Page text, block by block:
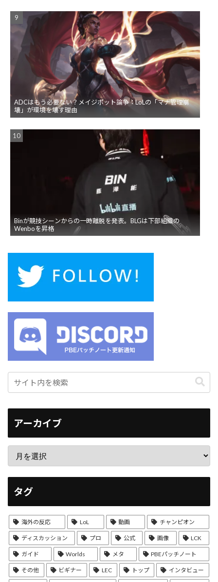
ADCはもう必要ない？メイジボット論争：LoLの「マナ管理崩
壊」が環境を壊す理由
Binが競技シーンからの一時離脱を発表。BLGは下部組織の
Wenboを昇格
アーカイブ
タグ
海外の反応 LoL 動画 チャンピオン
ディスカッション プロ 公式 画像 LCK
ガイド Worlds メタ PBEパッチノート
その他 ビギナー LEC トップ インタビュー